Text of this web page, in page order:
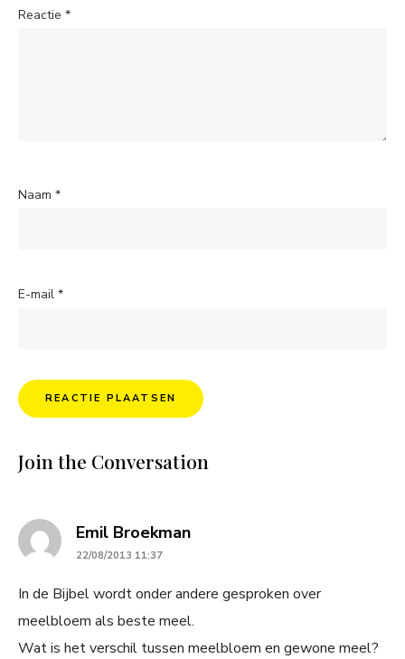
Reactie *
Naam *
E-mail *
Join the Conversation
Emil Broekmansays:
22/08/2013 11:37
In de Bijbel wordt onder andere gesproken over
meelbloem als beste meel.
Wat is het verschil tussen meelbloem en gewone meel?